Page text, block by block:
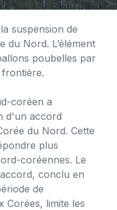
suspension de
du Nord. L’élément
poubelles par
coréen a
d'un accord
du Nord. Cette
plus
coréennes. Le
conclu en
de
Corées, limite les